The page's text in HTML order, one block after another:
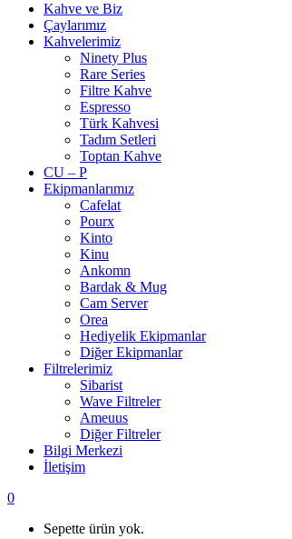
Kahve ve Biz
Çaylarımız
Kahvelerimiz
Ninety Plus
Rare Series
Filtre Kahve
Espresso
Türk Kahvesi
Tadım Setleri
Toptan Kahve
CU – P
Ekipmanlarımız
Cafelat
Pourx
Kinto
Kinu
Ankomn
Bardak & Mug
Cam Server
Orea
Hediyelik Ekipmanlar
Diğer Ekipmanlar
Filtrelerimiz
Sibarist
Wave Filtreler
Ameuus
Diğer Filtreler
Bilgi Merkezi
İletişim
0
Sepette ürün yok.